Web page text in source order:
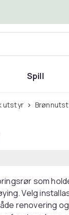
Spill
utstyr
som
Velg
renovering